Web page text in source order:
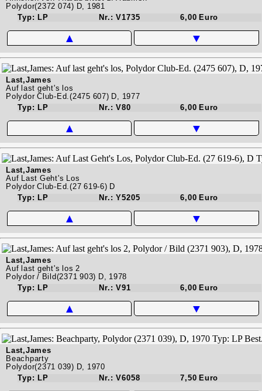
Polydor(2372 074) D, 1981
Typ: LP
Nr.: V1735 6,00 Euro
▲ ▼
Last,James
Auf last geht's los
Polydor Club-Ed.(2475 607) D, 1977
Typ: LP
Nr.: V80 6,00 Euro
▲ ▼
Last,James
Auf Last Geht's Los
Polydor Club-Ed.(27 619-6) D
Typ: LP
Nr.: Y5205 6,00 Euro
▲ ▼
Last,James
Auf last geht's los 2
Polydor / Bild(2371 903) D, 1978
Typ: LP
Nr.: V91 6,00 Euro
▲ ▼
Last,James
Beachparty
Polydor(2371 039) D, 1970
Typ: LP
Nr.: V6058 7,50 Euro